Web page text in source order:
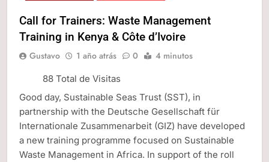
Call for Trainers: Waste Management
Training in Kenya & Côte d’Ivoire
Gustavo 1 año atrás 0 4 minutos
88 Total de Visitas
Good day, Sustainable Seas Trust (SST), in
partnership with the Deutsche Gesellschaft für
Internationale Zusammenarbeit (GIZ) have developed
a new training programme focused on Sustainable
Waste Management in Africa. In support of the roll